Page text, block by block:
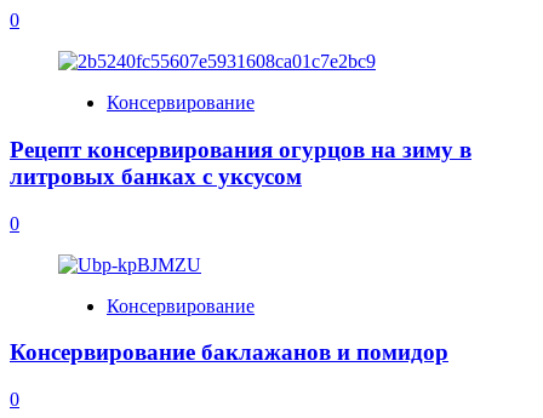
0
Консервирование
Рецепт консервирования огурцов на зиму в
литровых банках с уксусом
0
Консервирование
Консервирование баклажанов и помидор
0